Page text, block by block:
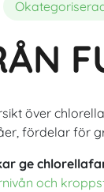
Bästa
Fördelar
över
fördelar för
ge
och